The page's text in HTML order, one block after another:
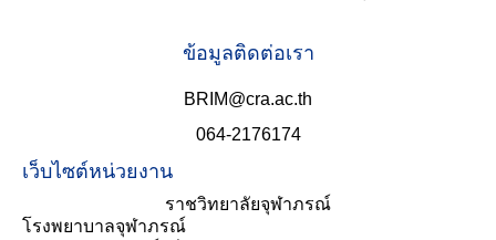
ข้อมูลติดต่อเรา
BRIM@cra.ac.th
064-2176174
เว็บไซต์หน่วยงาน
ราชวิทยาลัยจุฬาภรณ์
โรงพยาบาลจุฬาภรณ์